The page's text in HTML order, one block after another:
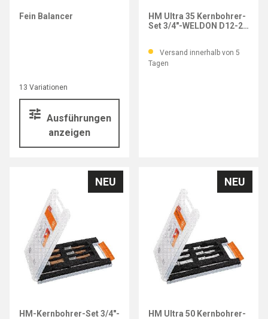
13 Variationen
Ausführungen
anzeigen
Fein Balancer
HM Ultra 35 Kernbohrer-
Set 3/4"-WELDON D12-22
Versand innerhalb von 5
Tagen
NEU
HM-Kernbohrer-Set 3/4"-
NEU
HM Ultra 50 Kernbohrer-